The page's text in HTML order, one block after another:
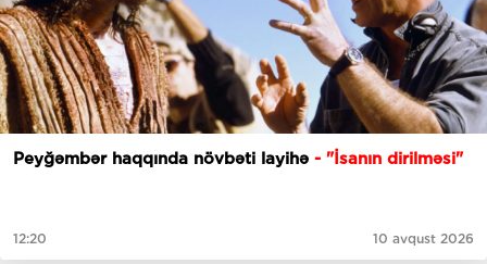
Peyğəmbər haqqında növbəti layihə - "İsanın dirilməsi"
12:20 10 avqust 2026